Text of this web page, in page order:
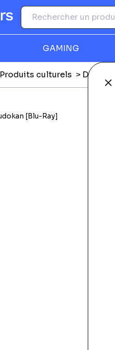
GAMING
Produits culturels DVD,